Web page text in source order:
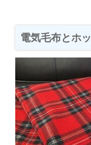
電気毛布とホ